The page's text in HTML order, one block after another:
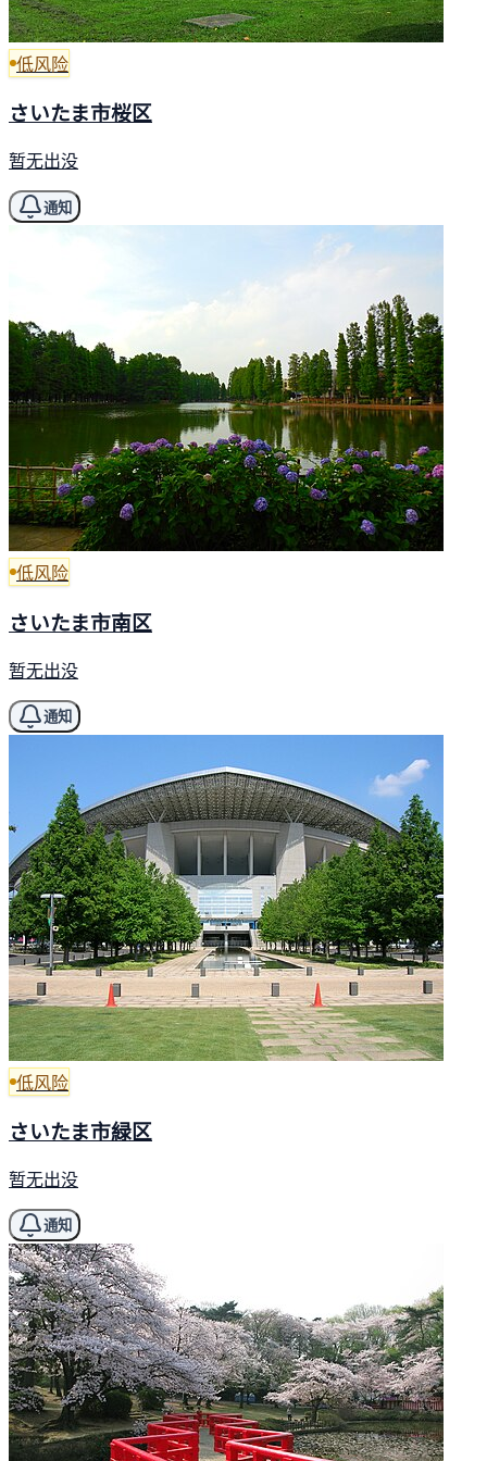
低风险
さいたま市桜区
暂无出没
通知
低风险
さいたま市南区
暂无出没
通知
低风险
さいたま市緑区
暂无出没
通知